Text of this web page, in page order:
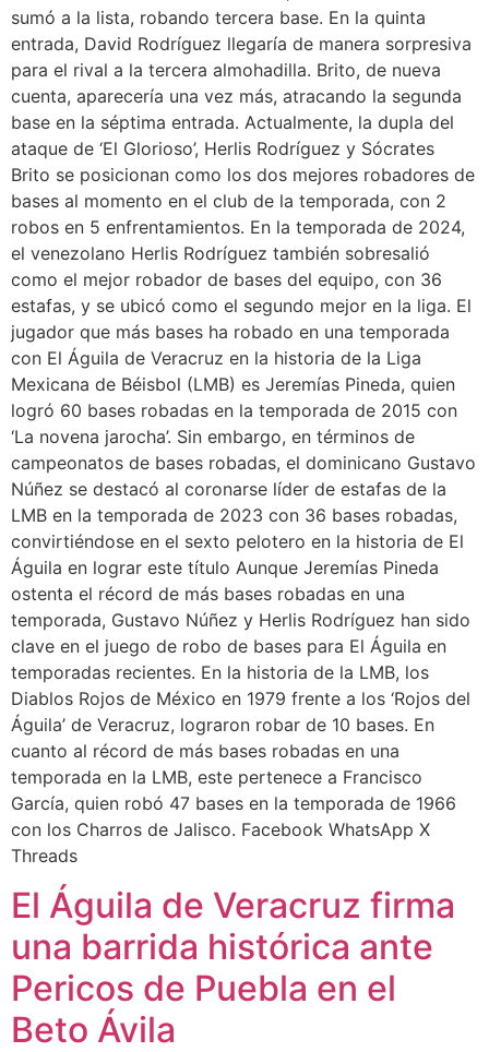
sumó a la lista, robando tercera base. En la quinta
entrada, David Rodríguez llegaría de manera sorpresiva
para el rival a la tercera almohadilla. Brito, de nueva
cuenta, aparecería una vez más, atracando la segunda
base en la séptima entrada. Actualmente, la dupla del
ataque de ‘El Glorioso’, Herlis Rodríguez y Sócrates
Brito se posicionan como los dos mejores robadores de
bases al momento en el club de la temporada, con 2
robos en 5 enfrentamientos. En la temporada de 2024,
el venezolano Herlis Rodríguez también sobresalió
como el mejor robador de bases del equipo, con 36
estafas, y se ubicó como el segundo mejor en la liga. El
jugador que más bases ha robado en una temporada
con El Águila de Veracruz en la historia de la Liga
Mexicana de Béisbol (LMB) es Jeremías Pineda, quien
logró 60 bases robadas en la temporada de 2015 con
‘La novena jarocha’. Sin embargo, en términos de
campeonatos de bases robadas, el dominicano Gustavo
Núñez se destacó al coronarse líder de estafas de la
LMB en la temporada de 2023 con 36 bases robadas,
convirtiéndose en el sexto pelotero en la historia de El
Águila en lograr este título Aunque Jeremías Pineda
ostenta el récord de más bases robadas en una
temporada, Gustavo Núñez y Herlis Rodríguez han sido
clave en el juego de robo de bases para El Águila en
temporadas recientes. En la historia de la LMB, los
Diablos Rojos de México en 1979 frente a los ‘Rojos del
Águila’ de Veracruz, lograron robar de 10 bases. En
cuanto al récord de más bases robadas en una
temporada en la LMB, este pertenece a Francisco
García, quien robó 47 bases en la temporada de 1966
con los Charros de Jalisco.​ Facebook WhatsApp X
Threads
El Águila de Veracruz firma
una barrida histórica ante
Pericos de Puebla en el
Beto Ávila